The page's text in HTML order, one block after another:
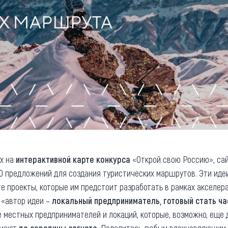
на интерактивной карте конкурса «Открой свою Россию»,
предложений для создания туристических маршрутов. Эти
проекты, которые им предстоит разработать в рамках
идеи – локальный предприниматель, готовый стать
предпринимателей и локаций, которые, возможно,